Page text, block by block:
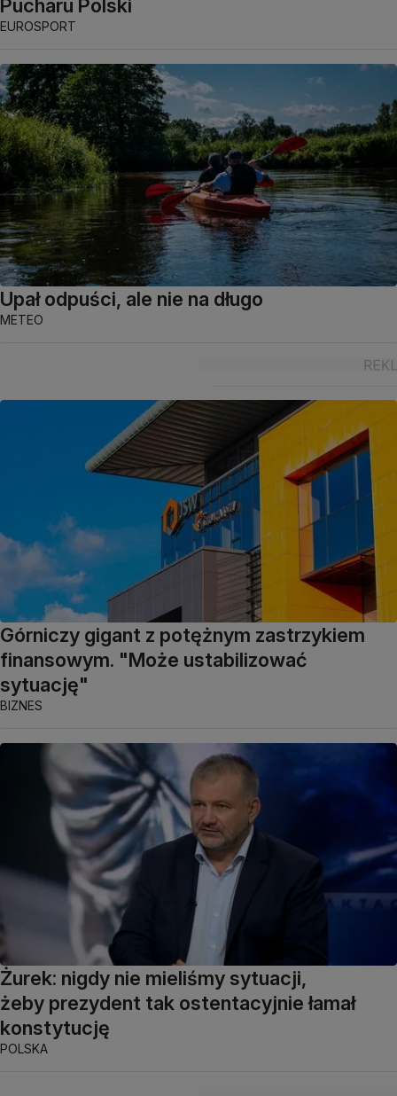
Pucharu Polski
EUROSPORT
Upał odpuści, ale nie na długo
METEO
Górniczy gigant z potężnym zastrzykiem
finansowym. "Może ustabilizować
sytuację"
BIZNES
Żurek: nigdy nie mieliśmy sytuacji,
żeby prezydent tak ostentacyjnie łamał
konstytucję
POLSKA